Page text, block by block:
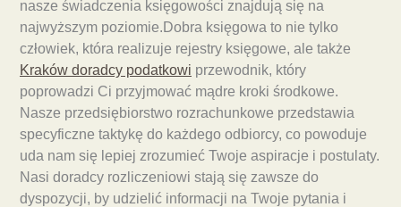
nasze świadczenia księgowości znajdują się na
najwyższym poziomie.Dobra księgowa to nie tylko
człowiek, która realizuje rejestry księgowe, ale także
Kraków doradcy podatkowi przewodnik, który
poprowadzi Ci przyjmować mądre kroki środkowe.
Nasze przedsiębiorstwo rozrachunkowe przedstawia
specyficzne taktykę do każdego odbiorcy, co powoduje
uda nam się lepiej zrozumieć Twoje aspiracje i postulaty.
Nasi doradcy rozliczeniowi stają się zawsze do
dyspozycji, by udzielić informacji na Twoje pytania i